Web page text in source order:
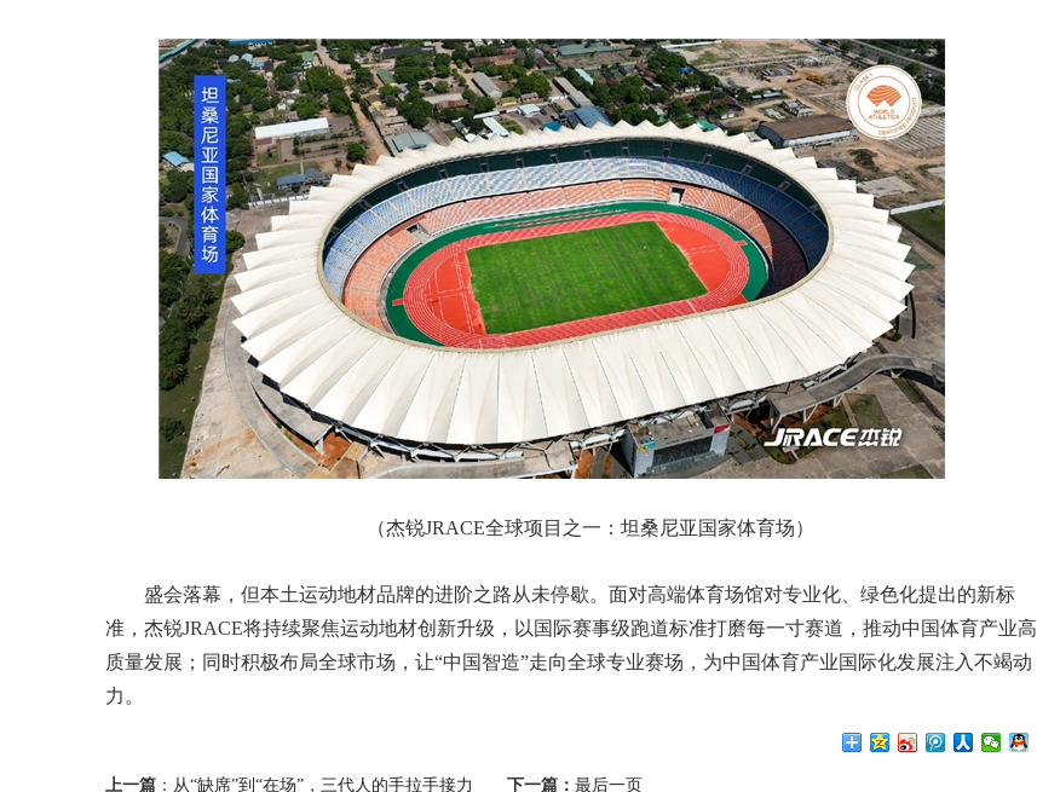
（杰锐JRACE全球项目之一：坦桑尼亚国家体育场）​
盛会落幕，但本土运动地材品牌的进阶之路从未停歇。面对高端体育场馆对专业化、绿色化提出的新标
准，杰锐JRACE将持续聚焦运动地材创新升级，以国际赛事级跑道标准打磨每一寸赛道，推动中国体育产业高
质量发展；同时积极布局全球市场，让“中国智造”走向全球专业赛场，为中国体育产业国际化发展注入不竭动
力。
上一篇 ： 从“缺席”到“在场”，三代人的手拉手接力 下一篇： 最后一页